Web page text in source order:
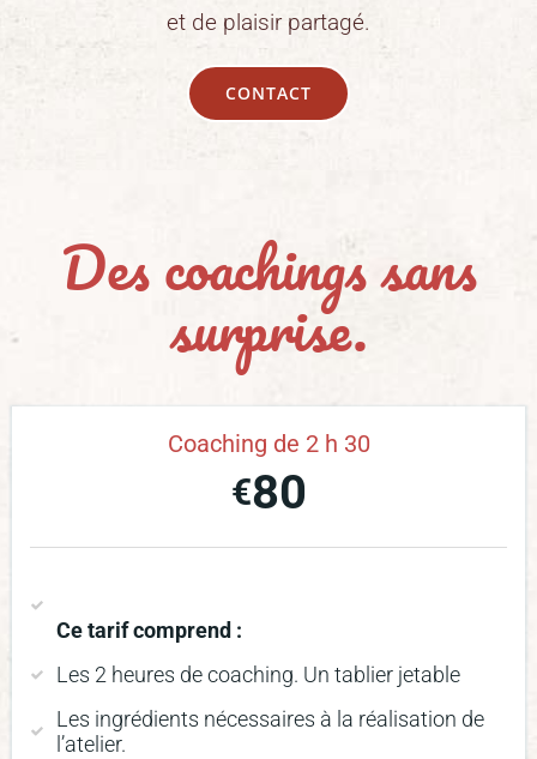
et de plaisir partagé.
CONTACT
Des coachings sans
surprise.
Coaching de 2 h 30
€80
Ce tarif comprend :
Les 2 heures de coaching. Un tablier jetable
Les ingrédients nécessaires à la réalisation de
l’atelier.